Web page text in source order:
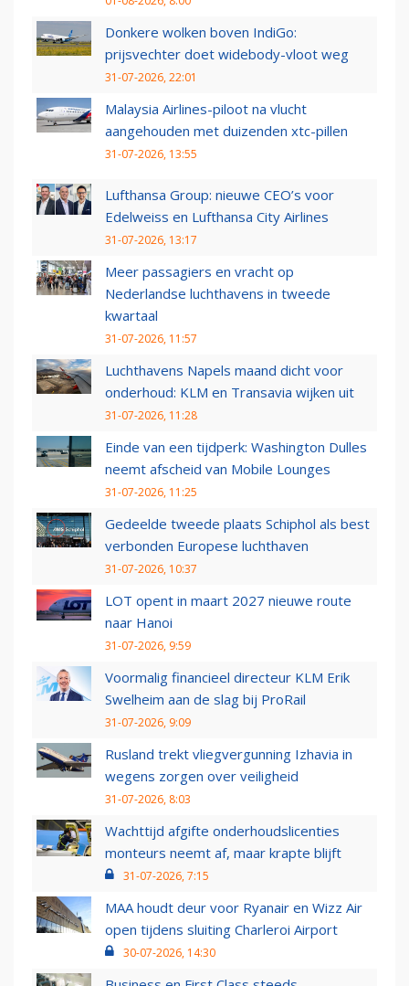
Donkere wolken boven IndiGo:
prijsvechter doet widebody-vloot weg
31-07-2026, 22:01
Malaysia Airlines-piloot na vlucht
aangehouden met duizenden xtc-pillen
31-07-2026, 13:55
Lufthansa Group: nieuwe CEO’s voor
Edelweiss en Lufthansa City Airlines
31-07-2026, 13:17
Meer passagiers en vracht op
Nederlandse luchthavens in tweede
kwartaal
31-07-2026, 11:57
Luchthavens Napels maand dicht voor
onderhoud: KLM en Transavia wijken uit
31-07-2026, 11:28
Einde van een tijdperk: Washington Dulles
neemt afscheid van Mobile Lounges
31-07-2026, 11:25
Gedeelde tweede plaats Schiphol als best
verbonden Europese luchthaven
31-07-2026, 10:37
LOT opent in maart 2027 nieuwe route
naar Hanoi
31-07-2026, 9:59
Voormalig financieel directeur KLM Erik
Swelheim aan de slag bij ProRail
31-07-2026, 9:09
Rusland trekt vliegvergunning Izhavia in
wegens zorgen over veiligheid
31-07-2026, 8:03
Wachttijd afgifte onderhoudslicenties
monteurs neemt af, maar krapte blijft
31-07-2026, 7:15
MAA houdt deur voor Ryanair en Wizz Air
open tijdens sluiting Charleroi Airport
30-07-2026, 14:30